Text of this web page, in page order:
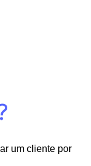
um cliente por